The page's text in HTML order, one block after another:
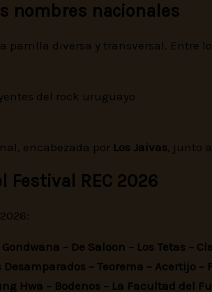
nombres nacionales
parrilla diversa y transversal. Entre
del rock uruguayo
encabezada por Los Jaivas, junto
REC 2026
– De Saloon – Los Tetas
– Teorema – Acertijo
Hwa – Bodenos – La Facultad